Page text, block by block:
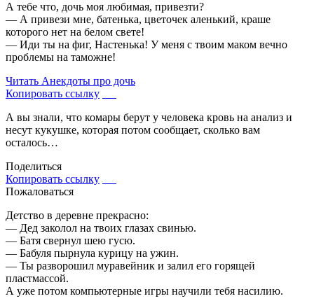
А тебе что, дочь моя любимая, привезти?
— А привези мне, батенька, цветочек аленький, краше
которого нет на белом свете!
— Иди ты на фиг, Настенька! У меня с твоим маком вечно
проблемы на таможне!
Читать Анекдоты про дочь
Копировать ссылку
А вы знали, что комары берут у человека кровь на анализ и
несут кукушке, которая потом сообщает, сколько вам
осталось…
Поделиться
Копировать ссылку
Пожаловаться
Детство в деревне прекрасно:
— Дед заколол на твоих глазах свинью.
— Батя свернул шею гусю.
— Бабуля пырнула курицу на ужин.
— Ты разворошил муравейник и залил его горящей
пластмассой.
А уже потом компьютерные игры научили тебя насилию.